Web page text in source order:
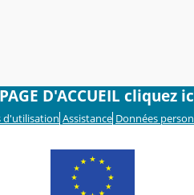
D'ACCUEIL cliquez
d'utilisation Assistance Données